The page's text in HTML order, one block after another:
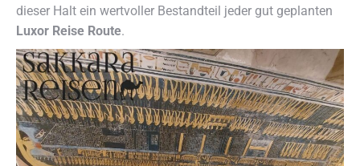
dieser Halt ein wertvoller Bestandteil jeder gut geplanten
Luxor Reise Route.